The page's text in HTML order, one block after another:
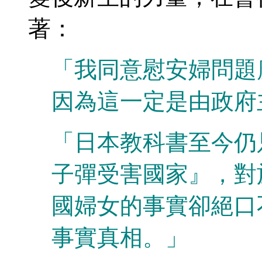
著：
「我同意慰安婦問
因為這一定是由政
「日本教科書至今
子彈受害國家』，
國婦女的事實卻絕
事實真相。」